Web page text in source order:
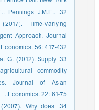
Pennings J.M.E..
Time-Variying
Approach. Journal
56: 417-432. .
G. (2012). Supply
commodity
Journal of Asian
Economics. 22: 61-75..
(2007). Why does